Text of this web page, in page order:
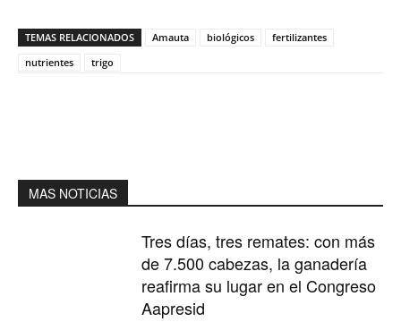
TEMAS RELACIONADOS Amauta biológicos
fertilizantes
nutrientes
trigo
MAS NOTICIAS
Tres días, tres remates: con más
de 7.500 cabezas, la ganadería
reafirma su lugar en el Congreso
Aapresid